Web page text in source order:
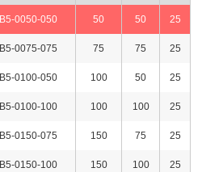
B5-0050-050 50 50 25
B5-0075-075 75 75 25
B5-0100-050 100 50 25
B5-0100-100 100 100 25
B5-0150-075 150 75 25
B5-0150-100 150 100 25